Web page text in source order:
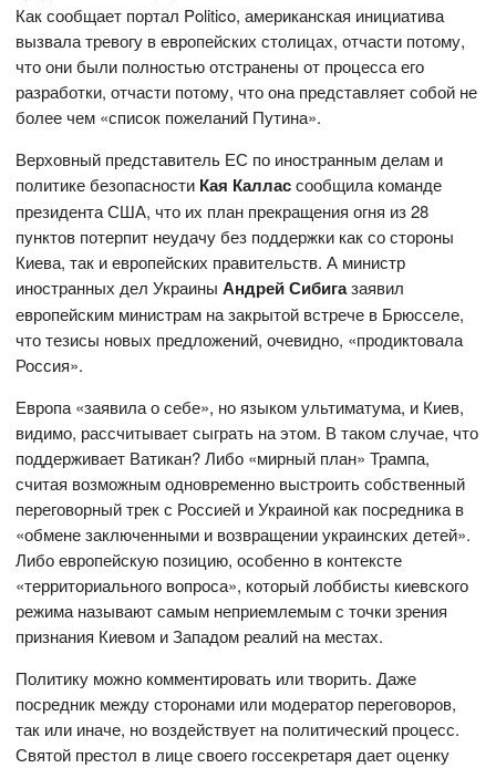
Как сообщает портал Politico, американская инициатива
вызвала тревогу в европейских столицах, отчасти потому,
что они были полностью отстранены от процесса его
разработки, отчасти потому, что она представляет собой не
более чем «список пожеланий Путина».
Верховный представитель ЕС по иностранным делам и
политике безопасности Кая Каллассообщила команде
президента США, что их план прекращения огня из 28
пунктов потерпит неудачу без поддержки как со стороны
Киева, так и европейских правительств. А министр
иностранных дел УкраиныАндрей Сибигазаявил
европейским министрам на закрытой встрече в Брюсселе,
что тезисы новых предложений, очевидно, «продиктовала
Россия».
Европа «заявила о себе», но языком ультиматума, и Киев,
видимо, рассчитывает сыграть на этом. В таком случае, что
поддерживает Ватикан? Либо «мирный план» Трампа,
считая возможным одновременно выстроить собственный
переговорный трек с Россией и Украиной как посредника в
«обмене заключенными и возвращении украинских детей».
Либо европейскую позицию, особенно в контексте
«территориального вопроса», который лоббисты киевского
режима называют самым неприемлемым с точки зрения
признания Киевом и Западом реалий на местах.
Политику можно комментировать или творить. Даже
посредник между сторонами или модератор переговоров,
так или иначе, но воздействует на политический процесс.
Святой престол в лице своего госсекретаря дает оценку